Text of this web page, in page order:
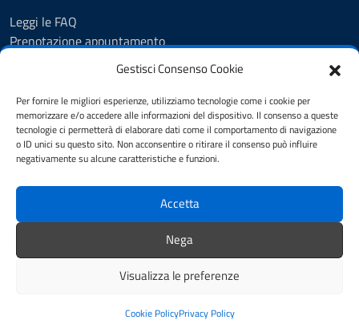
Gestisci Consenso Cookie
Per fornire le migliori esperienze, utilizziamo tecnologie come i cookie per
memorizzare e/o accedere alle informazioni del dispositivo. Il consenso a queste
tecnologie ci permetterà di elaborare dati come il comportamento di navigazione
o ID unici su questo sito. Non acconsentire o ritirare il consenso può influire
negativamente su alcune caratteristiche e funzioni.
Accetta
Nega
Visualizza le preferenze
Cookie PolicyPrivacy Policy
Leggi le FAQ
Prenotazione appuntamento
Segnalazione disservizio
Richiesta Assistenza
Amministrazione Trasparente
Albo pretorio dal 8.11.23
Albo pretorio fino al 7.11.23
Atti amministrativi
Informativa privacy
Dichiarazione di accessibilità
Feedback
Credits